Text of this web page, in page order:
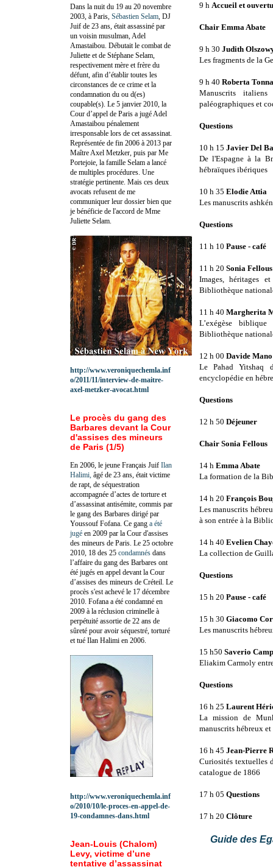
9 h Accueil et
Chair Emma Abate
9 h 30 Judith
Les fragments de la
9 h 40 Roberta
Manuscrits
paléographiques et
Questions
10 h 15 Javier Del
De l'Espagne à la
hébraïques ibériques
10 h 35 Elodie Attia
Les manuscrits
Questions
11 h 10 Pause - café
11 h 20 Sonia Fellous
Images, héritages
Bibliothèque
11 h 40 Margherita
L’exégèse
Bibliothèque
12 h 00 Davide
Le Pahad Yitshaq
encyclopédie en
Questions
12 h 50 Déjeuner
Chair Sonia Fellous
14 h Emma Abate
La formation de la
14 h 20 François
Les manuscrits
à son entrée à la
14 h 40 Evelien
La collection de
Questions
15 h 20 Pause - café
15 h 30 Giacomo
Les manuscrits
15 h50 Saverio
Eliakim Carmoly
Questions
16 h 25 Laurent
La mission de
manuscrits hébreux et
16 h 45 Jean-Pierre
Curiosités textuelles
catalogue de 1866
17 h 05 Questions
17 h 20 Clôture
Guide des
Dans la nuit du 19 au 20 novembre
2003, à Paris, Sébastien Selam , DJ
Juif de 23 ans, était assassiné par
un voisin musulman, Adel
Amastaibou. Débutait le combat de
Juliette et de Stéphane Selam,
respectivement mère et frère du
défunt, afin d’établir toutes les
circonstances de ce crime et la
condamnation du ou d(es)
coupable(s). Le 5 janvier 2010, la
Cour d’appel de Paris a jugé Adel
Amastaibou pénalement
irresponsable lors de cet assassinat.
Représentée de fin 2006 à 2013 par
Maître Axel Metzker, puis par Me
Portejoie, la famille Selam a lancé
de multiples procédures. Une
stratégie pertinente. Mais ces deux
avocats refusent de me
communiquer leur dossier bien que
je bénéficie de l'accord de Mme
Juliette Selam.
http://www.veroniquechemla.inf
o/2011/11/interview-de-maitre-
axel-metzker-avocat.html
Le procès du gang des
Barbares devant la Cour
d'assises des mineurs
de Paris (1/5)
En 2006, le jeune Français Juif Ilan
Halimi, âgé de 23 ans, était victime
de rapt, de séquestration
accompagnée d’actes de torture et
d’assassinat antisémite, commis par
le gang des Barbares dirigé par
Youssouf Fofana. Ce gang a été
jugé en 2009 par la Cour d'assises
des mineurs de Paris. Le 25 octobre
2010, 18 des 25 condamnés dans
l’affaire du gang des Barbares ont
été jugés en appel devant la Cour
d’assises des mineurs de Créteil. Le
procès s'est achevé le 17 décembre
2010. Fofana a été condamné en
2009 à la réclusion criminelle à
perpétuité assortie de 22 ans de
sûreté pour avoir séquestré, torturé
et tué Ilan Halimi en 2006.
http://www.veroniquechemla.inf
o/2010/10/le-proces-en-appel-de-
19-condamnes-dans.html
Jean-Louis (Chalom)
Levy, victime d’une
tentative d’assassinat